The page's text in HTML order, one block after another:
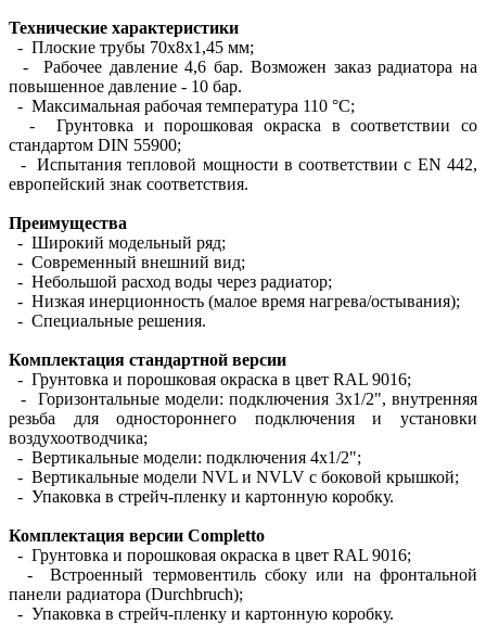
Технические характеристики
- Плоские трубы 70х8х1,45 мм;
- Рабочее давление 4,6 бар. Возможен заказ радиатора на
повышенное давление - 10 бар.
- Максимальная рабочая температура 110 °С;
- Грунтовка и порошковая окраска в соответствии со
стандартом DIN 55900;
- Испытания тепловой мощности в соответствии с EN 442,
европейский знак соответствия.
Преимущества
- Широкий модельный ряд;
- Современный внешний вид;
- Небольшой расход воды через радиатор;
- Низкая инерционность (малое время нагрева/остывания);
- Специальные решения.
Комплектация стандартной версии
- Грунтовка и порошковая окраска в цвет RAL 9016;
- Горизонтальные модели: подключения 3х1/2", внутренняя
резьба для одностороннего подключения и установки
воздухоотводчика;
- Вертикальные модели: подключения 4х1/2";
- Вертикальные модели NVL и NVLV с боковой крышкой;
- Упаковка в стрейч-пленку и картонную коробку.
Комплектация версии Completto
- Грунтовка и порошковая окраска в цвет RAL 9016;
- Встроенный термовентиль сбоку или на фронтальной
панели радиатора (Durchbruch);
- Упаковка в стрейч-пленку и картонную коробку.